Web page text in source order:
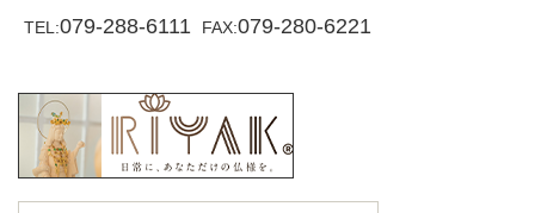
TEL:079-288-6111 FAX:079-280-6221